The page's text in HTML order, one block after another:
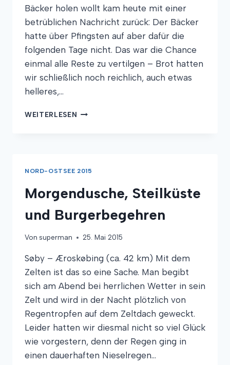
Bäcker holen wollt kam heute mit einer
betrüblichen Nachricht zurück: Der Bäcker
hatte über Pfingsten auf aber dafür die
folgenden Tage nicht. Das war die Chance
einmal alle Reste zu vertilgen – Brot hatten
wir schließlich noch reichlich, auch etwas
helleres,…
WEITERLESEN BRÜCKENTAG
NORD-OSTSEE 2015
Morgendusche, Steilküste
und Burgerbegehren
Von superman 25. Mai 2015
Søby – Æroskøbing (ca. 42 km) Mit dem
Zelten ist das so eine Sache. Man begibt
sich am Abend bei herrlichen Wetter in sein
Zelt und wird in der Nacht plötzlich von
Regentropfen auf dem Zeltdach geweckt.
Leider hatten wir diesmal nicht so viel Glück
wie vorgestern, denn der Regen ging in
einen dauerhaften Nieselregen…